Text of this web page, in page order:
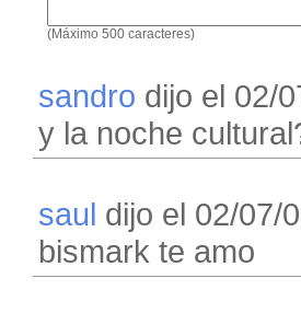
(Máximo 500 caracteres)
sandro dijo el 02/
y la noche
saul dijo el 02/07/
bismark te amo